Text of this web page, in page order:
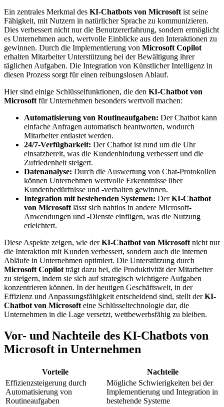
Ein zentrales Merkmal des KI-Chatbots von Microsoft ist seine
Fähigkeit, mit Nutzern in natürlicher Sprache zu kommunizieren.
Dies verbessert nicht nur die Benutzererfahrung, sondern ermöglicht
es Unternehmen auch, wertvolle Einblicke aus den Interaktionen zu
gewinnen. Durch die Implementierung von Microsoft Copilot
erhalten Mitarbeiter Unterstützung bei der Bewältigung ihrer
täglichen Aufgaben. Die Integration von Künstlicher Intelligenz in
diesen Prozess sorgt für einen reibungslosen Ablauf.
Hier sind einige Schlüsselfunktionen, die den KI-Chatbot von
Microsoft für Unternehmen besonders wertvoll machen:
Automatisierung von Routineaufgaben: Der Chatbot kann
einfache Anfragen automatisch beantworten, wodurch
Mitarbeiter entlastet werden.
24/7-Verfügbarkeit: Der Chatbot ist rund um die Uhr
einsatzbereit, was die Kundenbindung verbessert und die
Zufriedenheit steigert.
Datenanalyse: Durch die Auswertung von Chat-Protokollen
können Unternehmen wertvolle Erkenntnisse über
Kundenbedürfnisse und -verhalten gewinnen.
Integration mit bestehenden Systemen: DerKI-Chatbot
von Microsoft lässt sich nahtlos in andere Microsoft-
Anwendungen und -Dienste einfügen, was die Nutzung
erleichtert.
Diese Aspekte zeigen, wie derKI-Chatbot von Microsoft nicht nur
die Interaktion mit Kunden verbessert, sondern auch die internen
Abläufe in Unternehmen optimiert. Die Unterstützung durch
Microsoft Copilot trägt dazu bei, die Produktivität der Mitarbeiter
zu steigern, indem sie sich auf strategisch wichtigere Aufgaben
konzentrieren können. In der heutigen Geschäftswelt, in der
Effizienz und Anpassungsfähigkeit entscheidend sind, stellt derKI-
Chatbot von Microsoft eine Schlüsseltechnologie dar, die
Unternehmen in die Lage versetzt, wettbewerbsfähig zu bleiben.
Vor- und Nachteile des KI-Chatbots von
Microsoft in Unternehmen
Vorteile
Nachteile
Effizienzsteigerung durch
Automatisierung von
Routineaufgaben
Mögliche Schwierigkeiten bei der
Implementierung und Integration in
bestehende Systeme